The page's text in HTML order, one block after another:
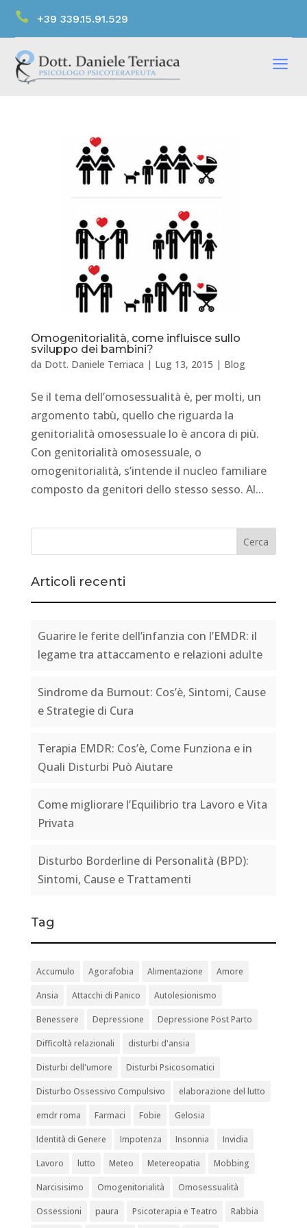
 +39 339.15.91.529
a
Omogenitorialità, come influisce sullo
sviluppo dei bambini?
da Dott. Daniele Terriaca | Lug 13, 2015 | Blog
Se il tema dell’omosessualità è, per molti, un
argomento tabù, quello che riguarda la
genitorialità omosessuale lo è ancora di più.
Con genitorialità omosessuale, o
omogenitorialità, s’intende il nucleo familiare
composto da genitori dello stesso sesso. Al...
Articoli recenti
Guarire le ferite dell’infanzia con l’EMDR: il
legame tra attaccamento e relazioni adulte
Sindrome da Burnout: Cos’è, Sintomi, Cause
e Strategie di Cura
Terapia EMDR: Cos’è, Come Funziona e in
Quali Disturbi Può Aiutare
Come migliorare l’Equilibrio tra Lavoro e Vita
Privata
Disturbo Borderline di Personalità (BPD):
Sintomi, Cause e Trattamenti
Tag
Accumulo Agorafobia Alimentazione Amore
Ansia Attacchi di Panico Autolesionismo
Benessere Depressione Depressione Post Parto
Difficoltà relazionali disturbi d'ansia
Disturbi dell'umore Disturbi Psicosomatici
Disturbo Ossessivo Compulsivo elaborazione del lutto
emdr roma Farmaci Fobie Gelosia
Identità di Genere Impotenza Insonnia Invidia
Lavoro lutto Meteo Metereopatia Mobbing
Narcisisimo Omogenitorialità Omosessualità
Ossessioni paura Psicoterapia e Teatro Rabbia